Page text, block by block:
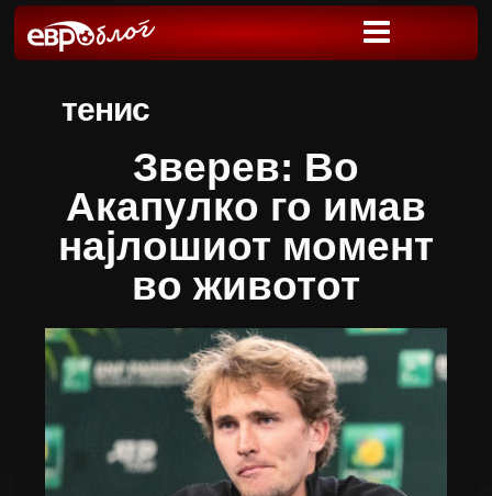
тенис
Зверев: Во
Акапулко го имав
најлошиот момент
во животот